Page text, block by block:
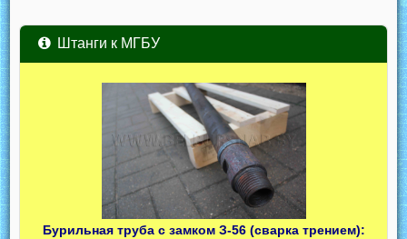
Штанги к МГБУ
Бурильная труба с замком З-56 (сварка трением):